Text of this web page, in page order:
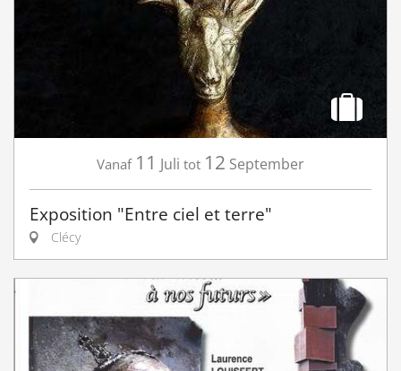
Vanaf 11 Juli tot 12 September
Exposition "Entre ciel et terre"
Clécy